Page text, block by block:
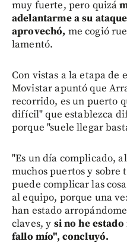
muy fuerte, pero quizá
adelantarme a su
aprovechó, me cogió
lamentó.
Con vistas a la etapa de
Movistar apuntó que
recorrido, es un puerto
difícil" que establezca
porque "suele llegar
"Es un día complicado,
muchos puertos y sobre
puede complicar las
al equipo, porque una
han estado
claves, y si no he
fallo mío", concluyó.